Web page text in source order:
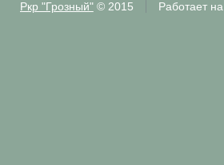
Ркр "Грозный"© 2015 Работает на